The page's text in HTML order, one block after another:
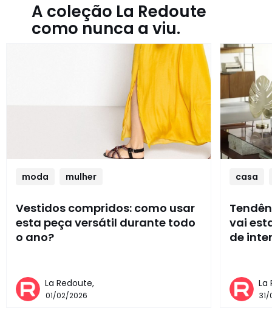
A coleção La Redoute
como nunca a viu.
moda mulher
Vestidos compridos: como usar
esta peça versátil durante todo
o ano?
La Redoute,
01/02/2026
casa
vai
de
La